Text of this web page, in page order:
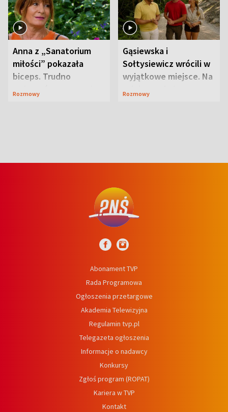
Anna z „Sanatorium
miłości” pokazała
biceps. Trudno
uwierzyć, co przeszła
Rozmowy
Gąsiewska i
Sołtysiewicz wrócili w
wyjątkowe miejsce. Na
szlaku czekał
Rozmowy
Abonament TVP
Rada Programowa
Ogłoszenia przetargowe
Akademia Telewizyjna
Regulamin tvp.pl
Telegazeta ogłoszenia
Informacje o nadawcy
Konkursy
Zgłoś program (ROPAT)
Kariera w TVP
Kontakt